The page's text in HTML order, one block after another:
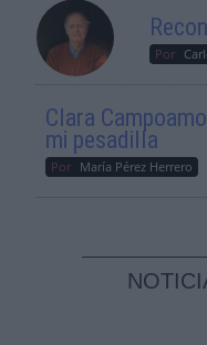
Por
Clara
mi pesadilla
Por María Pérez Herrero